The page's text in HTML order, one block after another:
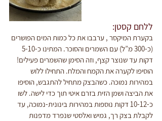
ללחם קסטן:
בקערת המיקסר , ערבבו את כל כמות המים הפושרים
דקות עד שנוצר קצף, וזה הסימן שהשמרים פעילים!
הוסיפו לקערה את הקמח והמלח. התחילו ללוש
במהירות נמוכה. כשהבצק מתחיל להתגבש, הוסיפו
את הביצה ושמן הזית בזרם איטי תוך כדי לישה. לשו
כ-10-12 דקות נוספות במהירות בינונית-נמוכה, עד
לקבלת בצק רך, גמיש ואלסטי שנפרד מדפנות